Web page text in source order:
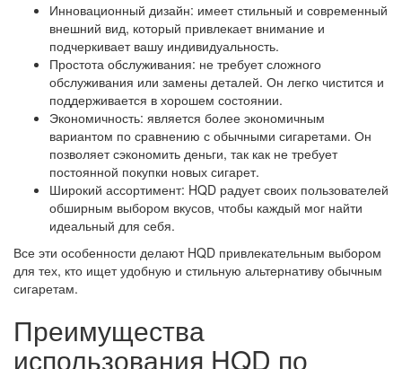
Инновационный дизайн: имеет стильный и современный
внешний вид, который привлекает внимание и
подчеркивает вашу индивидуальность.
Простота обслуживания: не требует сложного
обслуживания или замены деталей. Он легко чистится и
поддерживается в хорошем состоянии.
Экономичность: является более экономичным
вариантом по сравнению с обычными сигаретами. Он
позволяет сэкономить деньги, так как не требует
постоянной покупки новых сигарет.
Широкий ассортимент: HQD радует своих пользователей
обширным выбором вкусов, чтобы каждый мог найти
идеальный для себя.
Все эти особенности делают HQD привлекательным выбором
для тех, кто ищет удобную и стильную альтернативу обычным
сигаретам.
Преимущества
использования HQD по